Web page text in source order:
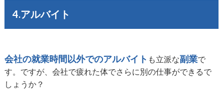
4.アルバイト
会社の就業時間以外でのアルバイト も立派な副業で
す。ですが、会社で疲れた体でさらに別の仕事ができるで
しょうか？